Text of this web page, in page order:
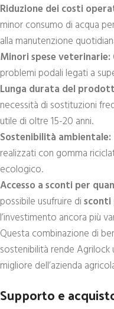
Riduzione dei costi
minor consumo di acqua
alla manutenzione
Minori spese veterinarie:
problemi podali legati a
Lunga durata del
necessità di sostituzioni
utile di oltre 15-20 anni.
Sostenibilità ambientale:
realizzati con gomma
ecologico.
Accesso a sconti per
possibile usufruire di
l’investimento ancora più
Questa combinazione di
sostenibilità rende
migliore dell’azienda
Supporto e